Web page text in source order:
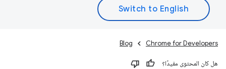
Chrome for Developers
Blog
هل كان المحتوى مفيدًا؟